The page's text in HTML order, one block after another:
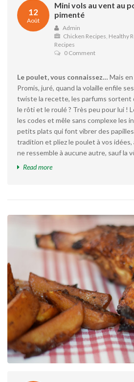
12
Août
Mini vols au vent au
pimenté
Admin
Chicken Recipes, Healthy
Recipes
0 Comment
Le poulet, vous connaissez… Mais
Promis, juré, quand la volaille enfile
twiste la recette, les parfums sortent
le rôti et le roulé ? Très peu pour lui !
les codes et mêle sans complexe les
petits plats qui font vibrer des
tradition et pliez le poulet à vos idées,
ne ressemble à aucune autre, sauf la
Read more